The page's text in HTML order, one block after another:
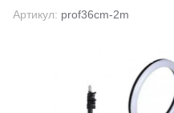
Артикул: prof36cm-2m